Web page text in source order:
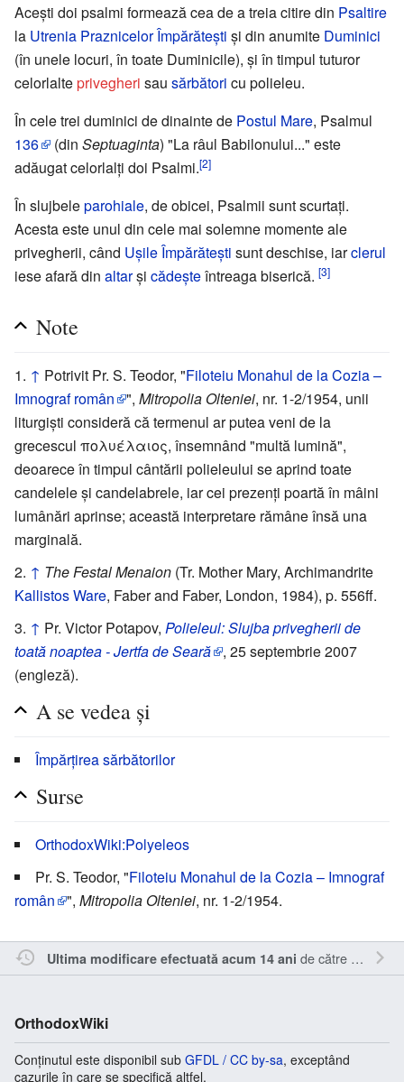
Aceşti doi psalmi formează cea de a treia citire din Psaltire
la Utrenia Praznicelor Împărăteşti şi din anumite Duminici
(în unele locuri, în toate Duminicile), şi în timpul tuturor
celorlalteprivegheri sau sărbători cu polieleu.
În cele trei duminici de dinainte de Postul Mare, Psalmul
136
(din Septuaginta) "La râul Babilonului..." este
adăugat celorlalţi doi Psalmi.[2]
În slujbeleparohiale, de obicei, Psalmii sunt scurtaţi.
Acesta este unul din cele mai solemne momente ale
privegherii, când Uşile Împărăteşti sunt deschise, iarclerul
iese afară din altarşi cădeşteîntreaga biserică. [3]
Note
↑ Potrivit Pr. S. Teodor, "Filoteiu Monahul de la Cozia –
Imnograf român
", Mitropolia Olteniei, nr. 1-2/1954, unii
liturgişti consideră că termenul ar putea veni de la
grecescul πολυέλαιος, însemnând "multă lumină",
deoarece în timpul cântării polieleului se aprind toate
candelele şi candelabrele, iar cei prezenţi poartă în mâini
lumânări aprinse; această interpretare rămâne însă una
marginală.
↑ The Festal Menaion (Tr. Mother Mary, Archimandrite
Kallistos Ware, Faber and Faber, London, 1984), p. 556ff.
↑ Pr. Victor Potapov, Polieleul: Slujba privegherii de
toată noaptea - Jertfa de Seară
, 25 septembrie 2007
(engleză).
A se vedea şi
Împărţirea sărbătorilor
Surse
OrthodoxWiki:Polyeleos
Pr. S. Teodor, "Filoteiu Monahul de la Cozia – Imnograf
român
", Mitropolia Olteniei, nr. 1-2/1954.
Ultima modificare efectuată acum 14 ani de către
OrthodoxWiki
Conținutul este disponibil sub GFDL / CC by-sa, exceptând
cazurile în care se specifică altfel.